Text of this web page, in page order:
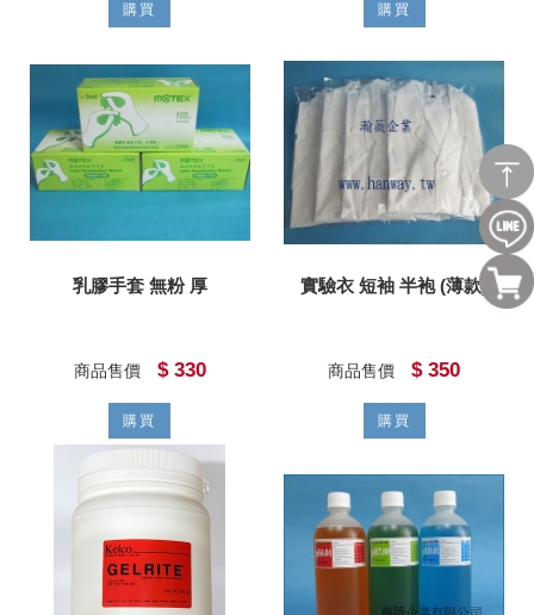
購買 購買
乳膠手套 無粉 厚
商品售價 $ 330
購買
實驗衣 短袖 半袍 (薄款)
商品售價 $ 350
購買